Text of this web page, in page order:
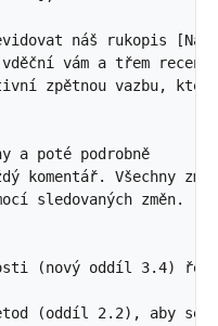
náš rukopis
vám a třem
zpětnou vazbu,
a poté podrobně
komentář. Všechny
sledovaných změn.
(nový oddíl 3.4)
(oddíl 2.2), aby se